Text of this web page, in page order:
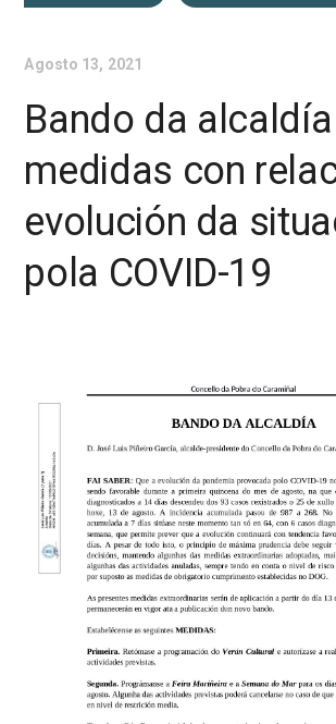
Agosto 13, 2021
Bando da
medidas con
evolución da
pola COVID-19